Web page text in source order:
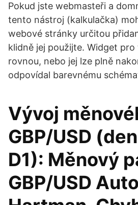
Pokud jste webmasteři a
tento nástroj (kalkulačka)
webové stránky určitou
klidně jej použijte. Widget
rovnou, nebo jej lze plně
odpovídal barevnému
Vývoj
GBP/USD
D1): Měnový
GBP/USD